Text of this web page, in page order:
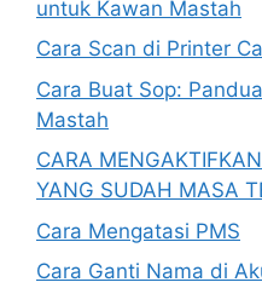
untuk Kawan Mastah
Cara Scan di Printer
Cara Buat Sop:
Mastah
CARA
YANG SUDAH MASA
Cara Mengatasi PMS
Cara Ganti Nama di